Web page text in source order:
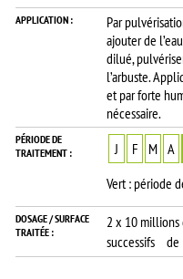
APPLICATION :
Par
ajouter de
dilué,
l’arbuste.
et par forte
nécessaire.
PÉRIODE DE
TRAITEMENT :
J F M A
Vert : période
DOSAGE / SURFACE
TRAITÉE :
2 x 10
successifs de